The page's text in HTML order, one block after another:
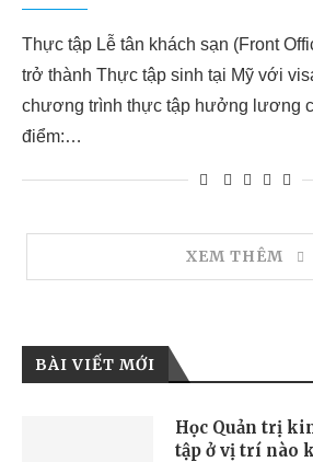
Thực tập Lễ tân khách sạn (Front
trở thành Thực tập sinh tại Mỹ với
chương trình thực tập hưởng lương
điểm:…
XEM THÊM
BÀI VIẾT MỚI
Học Quản trị
tập ở vị trí nào